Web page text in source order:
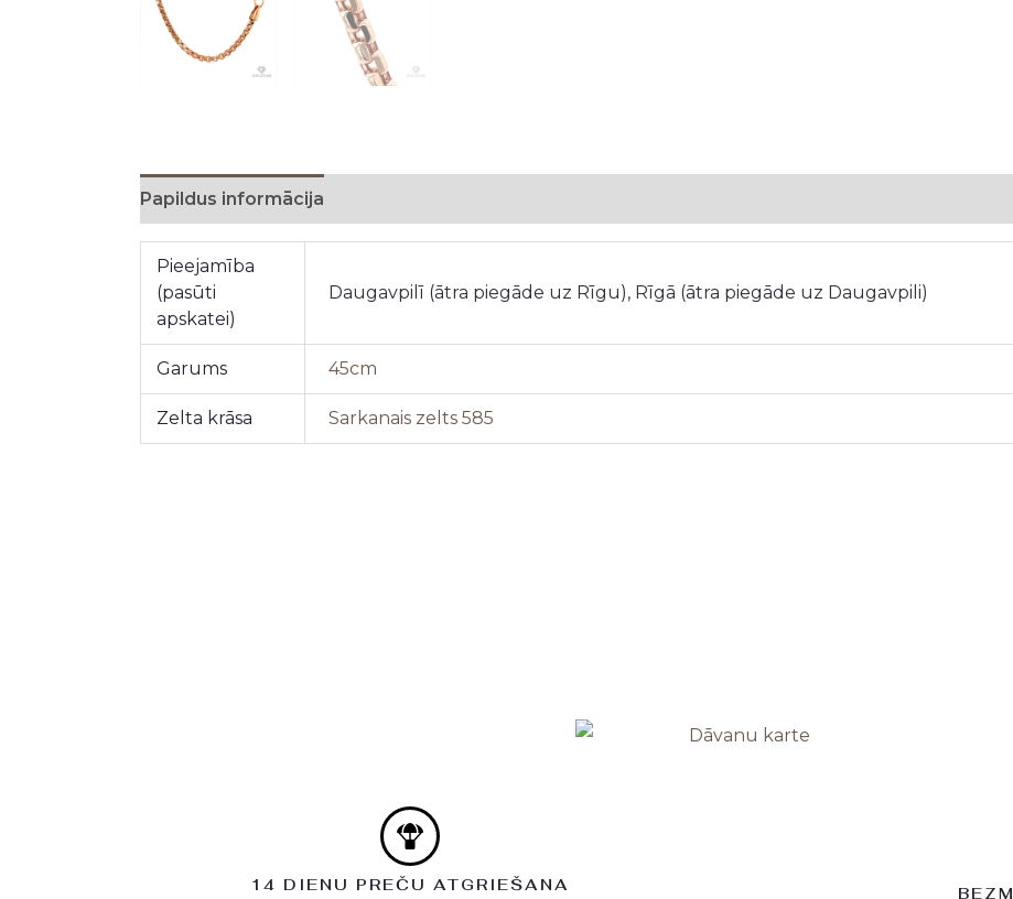
Papildus informācija
Pieejamība
(pasūti
apskatei)
Daugavpilī (ātra piegāde uz Rīgu), Rīgā (ātra piegāde uz Daugavpili)
Garums 45cm
Zelta krāsa Sarkanais zelts 585
14 DIENU PREČU ATGRIEŠANA